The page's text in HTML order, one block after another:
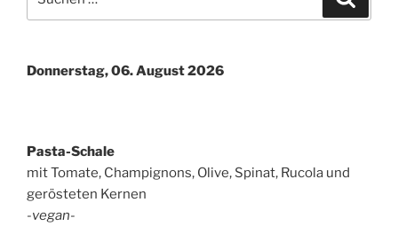
nach:
Donnerstag, 06. August 2026
Pasta-Schale
mit Tomate, Champignons, Olive, Spinat, Rucola und
gerösteten Kernen
-vegan-